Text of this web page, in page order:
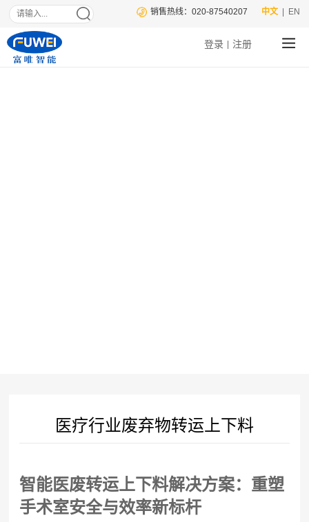
| EN
中文
销售热线：020-87540207
登录 注册
医疗行业废弃物转运上下料
智能医废转运上下料解决方案：重塑
手术室安全与效率新标杆